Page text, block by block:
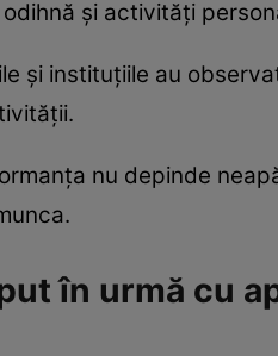
și activități
și instituțiile au
nu depinde
în urmă cu